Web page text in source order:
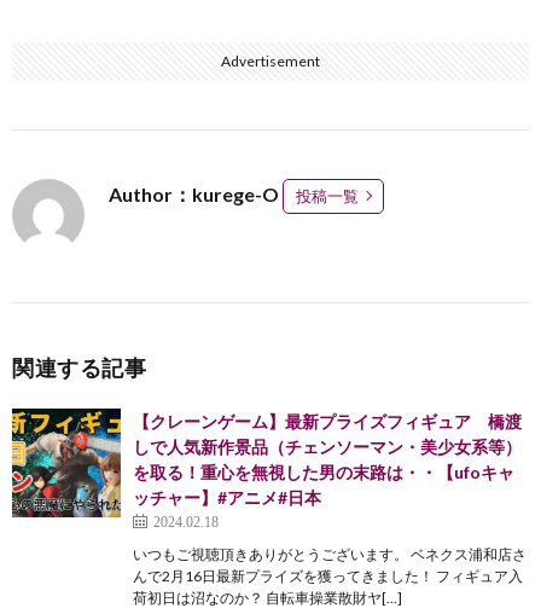
Advertisement
Author：kurege-O 投稿一覧
関連する記事
【クレーンゲーム】最新プライズフィギュア 橋渡
しで人気新作景品（チェンソーマン・美少女系等）
を取る！重心を無視した男の末路は・・【ufoキャ
ッチャー】#アニメ#日本
2024.02.18
いつもご視聴頂きありがとうございます。 ベネクス浦和店さ
んで2月16日最新プライズを獲ってきました！ フィギュア入
荷初日は沼なのか？ 自転車操業散財ヤ[…]